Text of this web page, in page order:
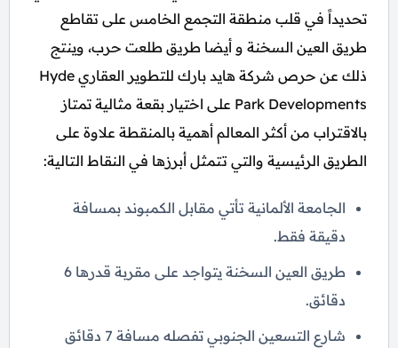
تحديداً في قلب منطقة التجمع الخامس على تقاطع
طريق العين السخنة و أيضا طريق طلعت حرب، وينتج
ذلك عن حرص شركة هايد بارك للتطوير العقاري Hyde
Park Developments على اختيار بقعة مثالية تمتاز
بالاقتراب من أكثر المعالم أهمية بالمنقطة علاوة على
الطريق الرئيسية والتي تتمثل أبرزها في النقاط التالية:
الجامعة الألمانية تأتي مقابل الكمبوند بمسافة
دقيقة فقط.
طريق العين السخنة يتواجد على مقربة قدرها 6
دقائق.
شارع التسعين الجنوبي تفصله مسافة 7 دقائق